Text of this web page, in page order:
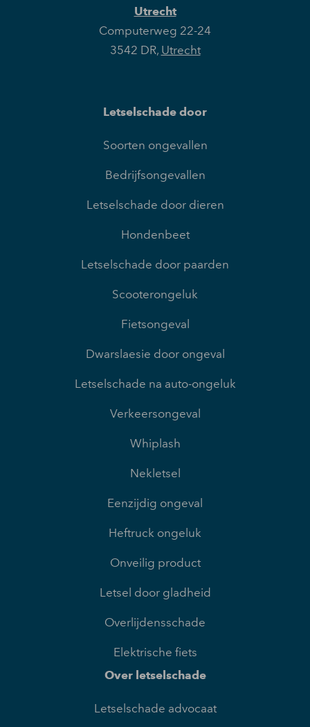
Utrecht
Computerweg 22-24
3542 DR, Utrecht
Letselschade door
Soorten ongevallen
Bedrijfsongevallen
Letselschade door dieren
Hondenbeet
Letselschade door paarden
Scooterongeluk
Fietsongeval
Dwarslaesie door ongeval
Letselschade na auto-ongeluk
Verkeersongeval
Whiplash
Nekletsel
Eenzijdig ongeval
Heftruck ongeluk
Onveilig product
Letsel door gladheid
Overlijdensschade
Elektrische fiets
Over letselschade
Letselschade advocaat